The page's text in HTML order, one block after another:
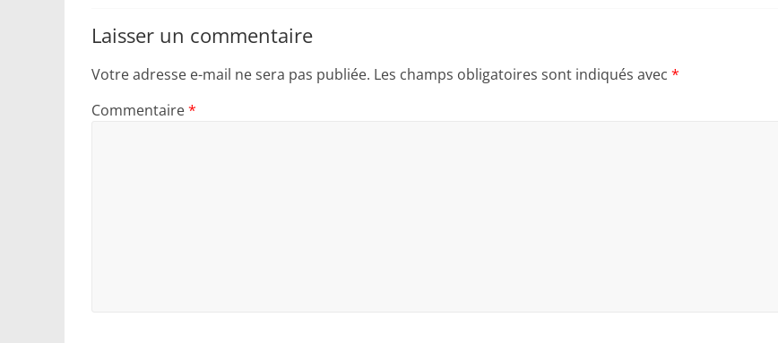
Laisser un commentaire
Votre adresse e-mail ne sera pas publiée. Les champs obligatoires sont indiqués avec *
Commentaire*